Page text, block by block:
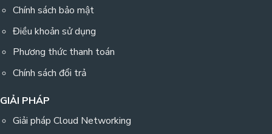
Chính sách bảo mật
Điều khoản sử dụng
Phương thức thanh toán
Chính sách đổi trả
GIẢI PHÁP
Giải pháp Cloud Networking